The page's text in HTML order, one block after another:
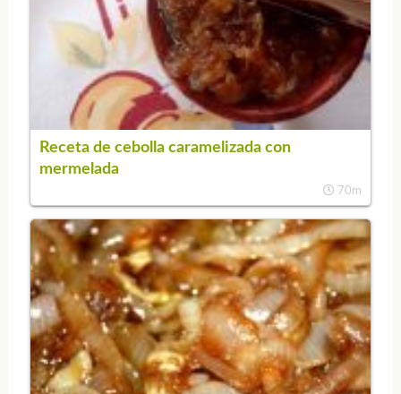
Receta de cebolla caramelizada con
mermelada
70m